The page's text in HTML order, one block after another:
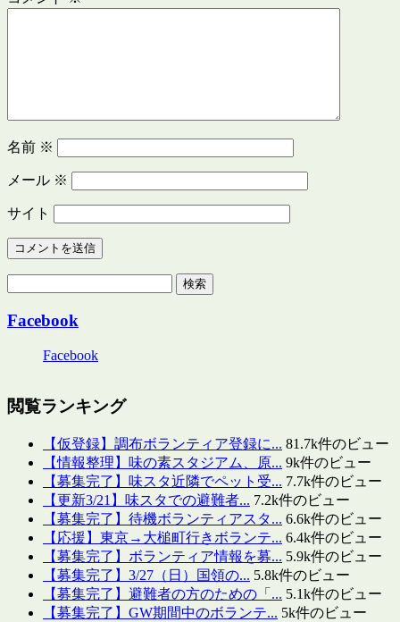
名前 ※
メール ※
サイト
Facebook
Facebook
閲覧ランキング
【仮登録】調布ボランティア登録に... 81.7k件のビュー
【情報整理】味の素スタジアム、原... 9k件のビュー
【募集完了】味スタ近隣でペット受... 7.7k件のビュー
【更新3/21】味スタでの避難者... 7.2k件のビュー
【募集完了】待機ボランティアスタ... 6.6k件のビュー
【応援】東京→大槌町行きボランテ... 6.4k件のビュー
【募集完了】ボランティア情報を募... 5.9k件のビュー
【募集完了】3/27（日）国領の... 5.8k件のビュー
【募集完了】避難者の方のための「... 5.1k件のビュー
【募集完了】GW期間中のボランテ... 5k件のビュー